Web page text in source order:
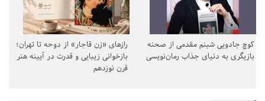
کوچ جادویی شبنم مقدمی از صحنه
بازیگری به دنیای جذاب رمان‌نویسی
رازهای «زن قاجار» از دوحه تا تهران؛
بازخوانی زیبایی و قدرت در آیینه هنر
قرن نوزدهم